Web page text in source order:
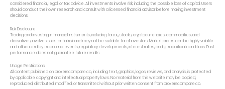
considered financial, legal, or tax advice. All investments involve risk, including the possible loss of capital. Users
should conduct their own research and consult with a licensed financial advisor before making investment
decisions.
Risk Disclosure
Trading and investing in financial instruments, including forex,, stocks, cryptocurrencies, commodities, and
derivatives, involves substantial risk and may not be suitable for all investors. Market prices can be highly volatile
and influenced by economic events, regulatory developments, interest rates, and geopolitical conditions. Past
performance does not guarantee future results.
Usage Restrictions
All content published on brokerscompare.co, including text, graphics, logos, reviews, and analysis, is protected
by applicable copyright and intellectual property laws. No material from this website may be copied,
reproduced, distributed, modified, or transmitted without prior written consent from brokerscompare.co.